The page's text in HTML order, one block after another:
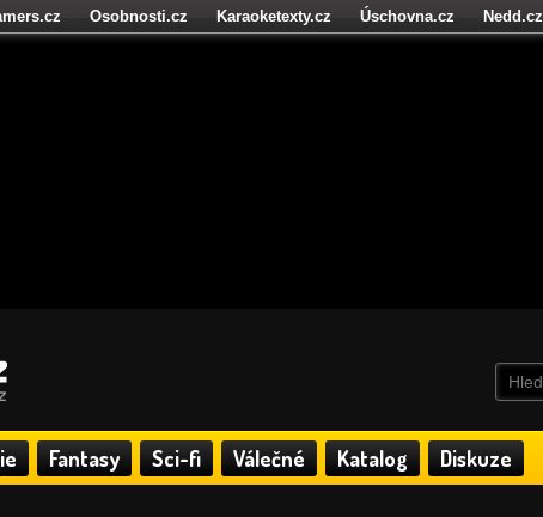
Fantasy Sci-fi Válečné Katalog Diskuze
Osobnosti.cz Karaoketexty.cz Úschovna.cz
Nedd.cz